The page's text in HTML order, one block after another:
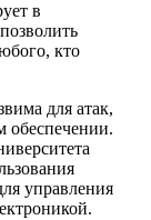
в
кто
для атак,
обеспечении.
управления